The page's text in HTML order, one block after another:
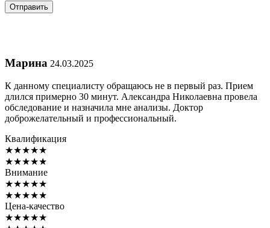
Марина 24.03.2025
К данному специалисту обращаюсь не в первый раз. Прием
длился примерно 30 минут. Александра Николаевна провела
обследование и назначила мне анализы. Доктор
доброжелательный и профессиональный.
Квалификация
★★★★★
★★★★★
Внимание
★★★★★
★★★★★
Цена-качество
★★★★★